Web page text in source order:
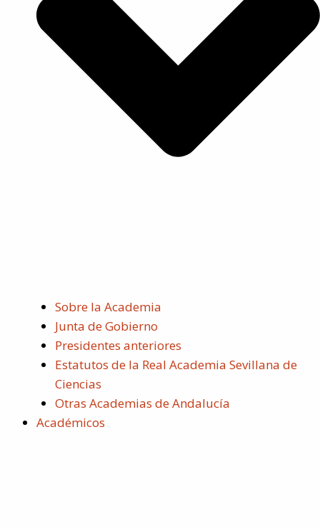
Sobre la Academia
Junta de Gobierno
Presidentes anteriores
Estatutos de la Real Academia Sevillana de
Ciencias
Otras Academias de Andalucía
Académicos